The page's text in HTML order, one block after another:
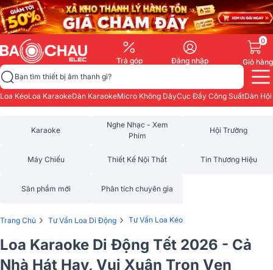
Trả góp Đăng nhập
0
Giỏ hàng
Bạn tìm thiết bị âm thanh gì?
Loa KéoLoa KaraokeDàn KaraokeMicro Không DâyCục Đẩy Công SuấtDàn
Karaoke
Nghe Nhạc - Xem
Phim
Hội Trường
Máy Chiếu Thiết Kế Nội Thất Tin Thương Hiệu
Sản phẩm mới Phân tích chuyên gia
Trang Chủ › Tư Vấn Loa Di Động › Tư Vấn Loa Kéo
Loa Karaoke Di Động Tết 2026 - Cả
Nhà Hát Hay, Vui Xuân Trọn Vẹn